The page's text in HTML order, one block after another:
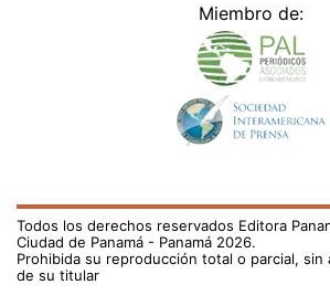
Miembro de:
Todos los derechos reservados Editora
Ciudad de Panamá - Panamá 2026.
Prohibida su reproducción total o parcial, sin
de su titular